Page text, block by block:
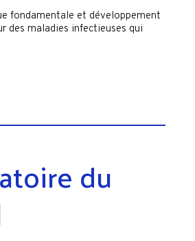
fondamentale et développement
des maladies infectieuses qui
du